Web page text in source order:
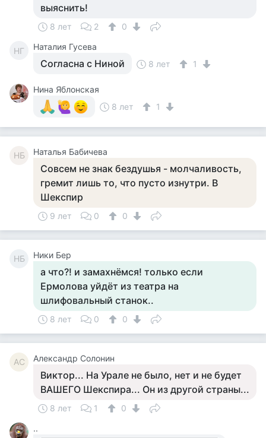
выяснить!
8 лет 2 0
НГ Наталия Гусева
Согласна с Ниной 8 лет 1
Нина Яблонская
8 лет
1
НБ Наталья Бабичева
Совсем не знак бездушья - молчаливость,
гремит лишь то, что пусто изнутри. В
Шекспир
9 лет 0 0
НБ Ники Бер
а что?! и замахнёмся! только если
Ермолова уйдёт из театра на
шлифовальный станок..
8 лет 0 0
АС Александр Солонин
Виктор... На Урале не было, нет и не будет
ВАШЕГО Шекспира... Он из другой страны...
8 лет 1
0
..